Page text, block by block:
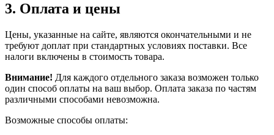
3. Оплата и цены
Цены, указанные на сайте, являются окончательными и не
требуют доплат при стандартных условиях поставки. Все
налоги включены в стоимость товара.
Внимание! Для каждого отдельного заказа возможен только
один способ оплаты на ваш выбор. Оплата заказа по частям
различными способами невозможна.
Возможные способы оплаты: